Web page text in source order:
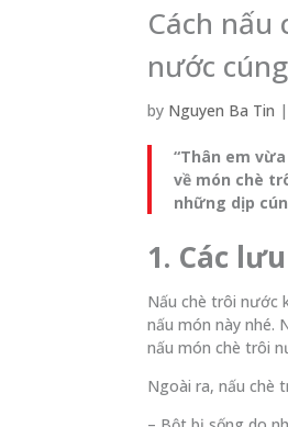
Cách
nước
by Nguyen Ba Tin |
“Thân em
về món chè
những dịp
1. Các
Nấu chè trôi nước
nấu món này nhé.
nấu món chè trôi
Ngoài ra, nấu chè